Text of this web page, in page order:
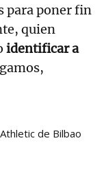
para poner fin
quien
identificar a
Athletic de Bilbao